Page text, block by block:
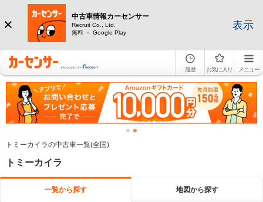
中古車情報カーセンサー
Recruit Co., Ltd.
無料 － Google Play
表示
履歴 お気に入り メニュー
トミーカイラの中古車一覧(全国)
トミーカイラ
一覧から探す 地図から探す